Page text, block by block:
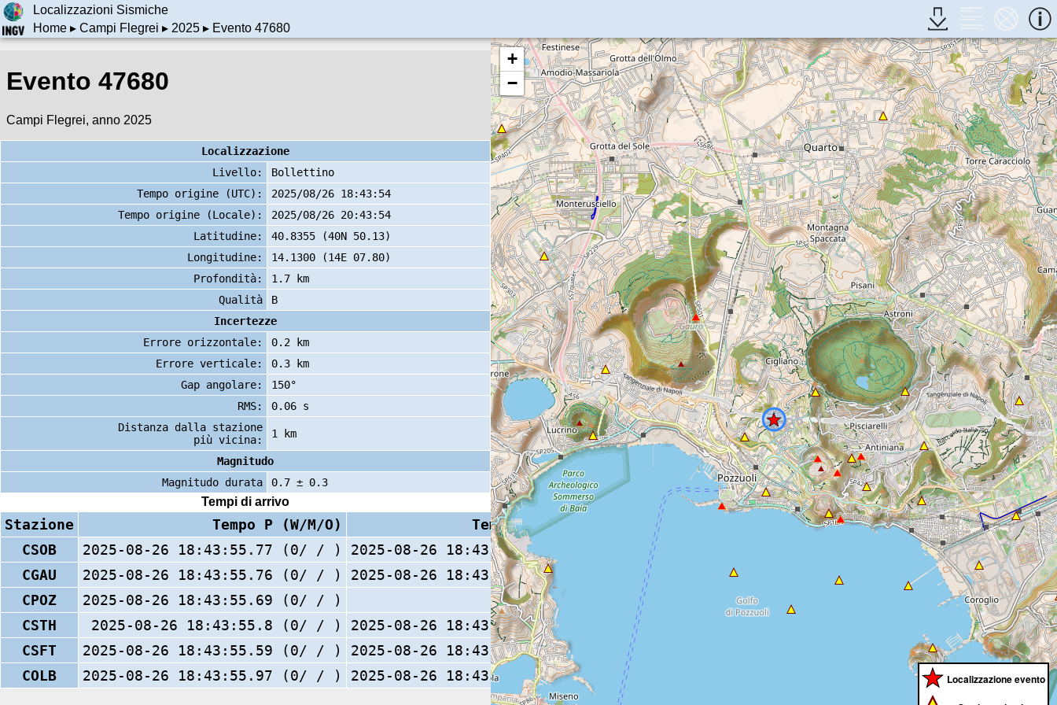
Localizzazioni Sismiche
Home▸ Campi Flegrei ▸ 2025▸ Evento 47680
Evento 47680
Campi Flegrei, anno 2025
Localizzazione
Livello:
Bollettino
Tempo origine (UTC):
2025/08/26 18:43:54
Tempo origine (Locale):
2025/08/26 20:43:54
Latitudine:
40.8355 (40N 50.13)
Longitudine:
14.1300 (14E 07.80)
Profondità:
1.7 km
Qualità
B
Incertezze
Errore orizzontale:
0.2 km
Errore verticale:
0.3 km
Gap angolare:
150°
RMS:
0.06 s
Distanza dalla stazione
più vicina:
1 km
Magnitudo
Magnitudo durata
0.7 ± 0.3
Tempi di arrivo
Stazione Tempo P (W/M/O) Tempo S (W/M/O)
CSOB
2025-08-26 18:43:55.77 (0/ / )
2025-08-26 18:43:56.5 (0/ / )
CGAU
2025-08-26 18:43:55.76 (0/ / )
2025-08-26 18:43:56.7 (0/ / )
CPOZ
2025-08-26 18:43:55.69 (0/ / )
CSTH
2025-08-26 18:43:55.8 (0/ / ) 2025-08-26 18:43:56.6 (0/ / )
13 s
CSFT
2025-08-26 18:43:55.59 (0/ / )
2025-08-26 18:43:56.4 (0/ / )
COLB
2025-08-26 18:43:55.97 (0/ / ) 2025-08-26 18:43:56.8 (0/ / )
+
−
Localizzazione evento